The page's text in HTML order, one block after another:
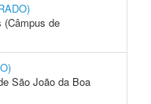
(Câmpus de
São João da Boa